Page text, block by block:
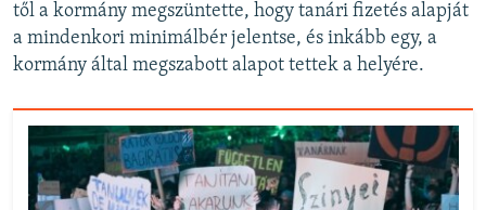
től a kormány megszüntette, hogy tanári fizetés alapját
a mindenkori minimálbér jelentse, és inkább egy, a
kormány által megszabott alapot tettek a helyére.